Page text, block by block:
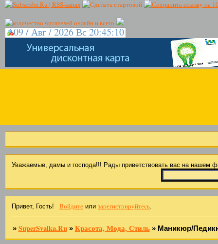
09 / Авг / 2026 Вс 20:45:11
Уважаемые, дамы и господа!!! Рады приветствовать вас на
Привет, Гость! Войдитеили зарегистрируйтесь.
» SuperSvalka.Ru » Красота, Мода, Стиль » Маникюр/